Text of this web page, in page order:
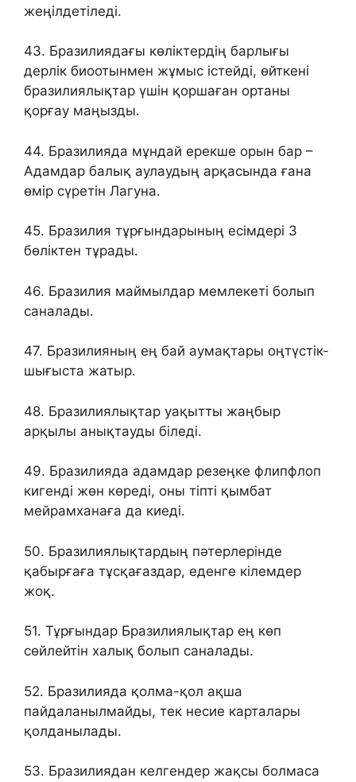
жеңілдетіледі.
43. Бразилиядағы көліктердің барлығы
дерлік биоотынмен жұмыс істейді, өйткені
бразилиялықтар үшін қоршаған ортаны
қорғау маңызды.
44. Бразилияда мұндай ерекше орын бар –
Адамдар балық аулаудың арқасында ғана
өмір сүретін Лагуна.
45. Бразилия тұрғындарының есімдері 3
бөліктен тұрады.
46. Бразилия маймылдар мемлекеті болып
саналады.
47. Бразилияның ең бай аумақтары оңтүстік-
шығыста жатыр.
48. Бразилиялықтар уақытты жаңбыр
арқылы анықтауды біледі.
49. Бразилияда адамдар резеңке флипфлоп
кигенді жөн көреді, оны тіпті қымбат
мейрамханаға да киеді.
50. Бразилиялықтардың пәтерлерінде
қабырғаға тұсқағаздар, еденге кілемдер
жоқ.
51. Тұрғындар Бразилиялықтар ең көп
сөйлейтін халық болып саналады.
52. Бразилияда қолма-қол ақша
пайдаланылмайды, тек несие карталары
қолданылады.
53. Бразилиядан келгендер жақсы болмаса